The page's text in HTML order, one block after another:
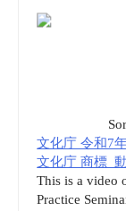
文化庁 令和7
文化庁 商標_
This is a video
Practice